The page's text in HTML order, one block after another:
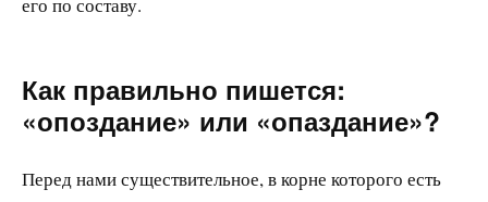
его по составу.
Как правильно пишется:
«опоздание» или «опаздание»?
Перед нами существительное, в корне которого есть